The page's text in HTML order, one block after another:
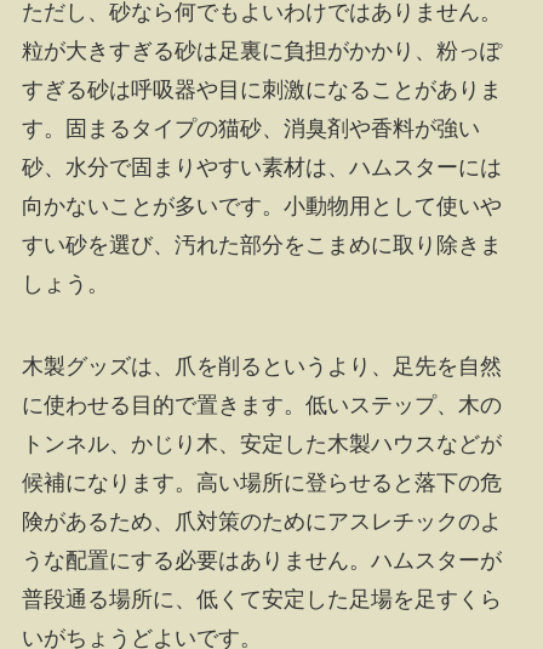
ただし、砂なら何でもよいわけではありません。
粒が大きすぎる砂は足裏に負担がかかり、粉っぽ
すぎる砂は呼吸器や目に刺激になることがありま
す。固まるタイプの猫砂、消臭剤や香料が強い
砂、水分で固まりやすい素材は、ハムスターには
向かないことが多いです。小動物用として使いや
すい砂を選び、汚れた部分をこまめに取り除きま
しょう。
木製グッズは、爪を削るというより、足先を自然
に使わせる目的で置きます。低いステップ、木の
トンネル、かじり木、安定した木製ハウスなどが
候補になります。高い場所に登らせると落下の危
険があるため、爪対策のためにアスレチックのよ
うな配置にする必要はありません。ハムスターが
普段通る場所に、低くて安定した足場を足すくら
いがちょうどよいです。